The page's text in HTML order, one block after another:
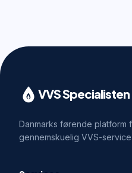
VVS Specialisten
Danmarks førende platform
gennemskuelig VVS-service.